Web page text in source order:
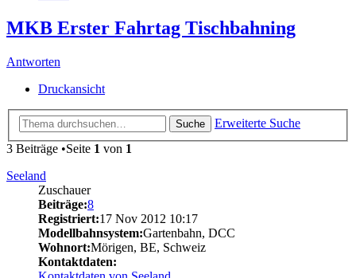
MKB Erster Fahrtag Tischbahning
Antworten
Druckansicht
Suche
Erweiterte Suche
3 Beiträge •Seite 1 von 1
Seeland
Zuschauer
Beiträge:8
Registriert:17 Nov 2012 10:17
Modellbahnsystem:Gartenbahn, DCC
Wohnort:Mörigen, BE, Schweiz
Kontaktdaten: